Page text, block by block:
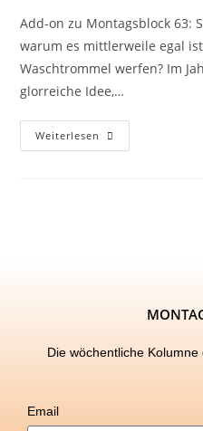
Add-on zu Montagsblock 63:
warum es mittlerweile egal
Waschtrommel werfen? Im
glorreiche Idee,…
Weiterlesen
Die wöchentliche
Email